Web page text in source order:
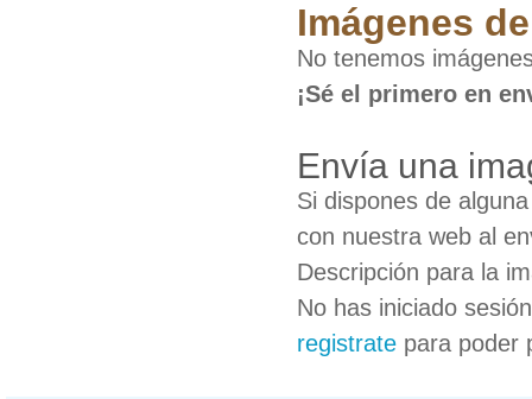
Imágenes
No tenemos
¡Sé el primero en
Envía una
Si dispones de
con nuestra web al
Descripción para la
No has iniciado
registrate para poder